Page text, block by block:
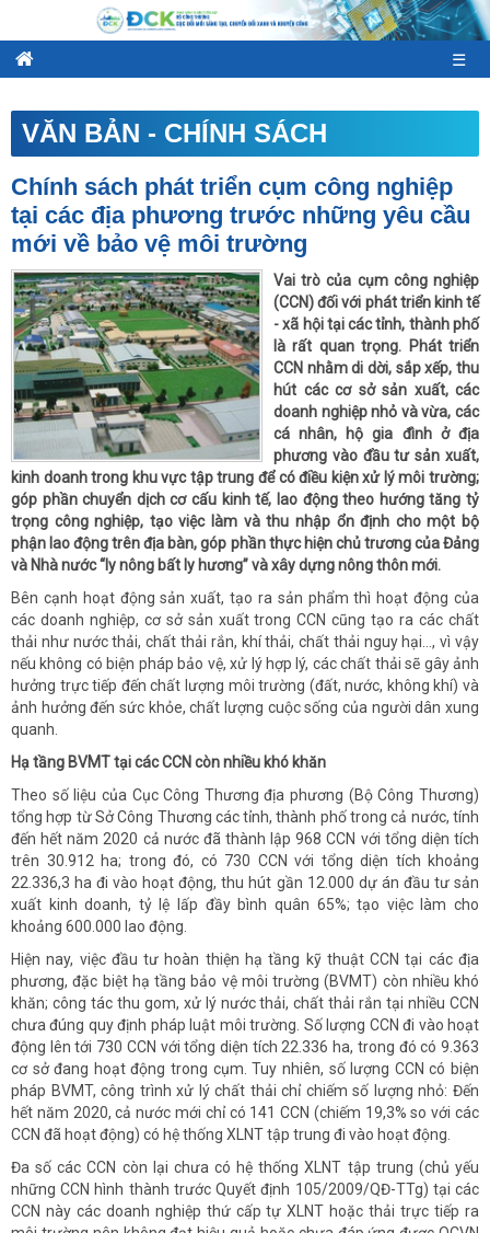
☰
VĂN BẢN - CHÍNH SÁCH
Chính sách phát triển cụm công nghiệp
tại các địa phương trước những yêu cầu
mới về bảo vệ môi trường
Vai trò của cụm công nghiệp
(CCN) đối với phát triển kinh tế
- xã hội tại các tỉnh, thành phố
là rất quan trọng. Phát triển
CCN nhằm di dời, sắp xếp, thu
hút các cơ sở sản xuất, các
doanh nghiệp nhỏ và vừa, các
cá nhân, hộ gia đình ở địa
phương vào đầu tư sản xuất,
kinh doanh trong khu vực tập trung để có điều kiện xử lý môi trường;
góp phần chuyển dịch cơ cấu kinh tế, lao động theo hướng tăng tỷ
trọng công nghiệp, tạo việc làm và thu nhập ổn định cho một bộ
phận lao động trên địa bàn, góp phần thực hiện chủ trương của Đảng
và Nhà nước “ly nông bất ly hương” và xây dựng nông thôn mới.
Bên cạnh hoạt động sản xuất, tạo ra sản phẩm thì hoạt động của
các doanh nghiệp, cơ sở sản xuất trong CCN cũng tạo ra các chất
thải như nước thải, chất thải rắn, khí thải, chất thải nguy hại…, vì vậy
nếu không có biện pháp bảo vệ, xử lý hợp lý, các chất thải sẽ gây ảnh
hưởng trực tiếp đến chất lượng môi trường (đất, nước, không khí) và
ảnh hưởng đến sức khỏe, chất lượng cuộc sống của người dân xung
quanh.
Hạ tầng BVMT tại các CCN còn nhiều khó khăn
Theo số liệu của Cục Công Thương địa phương (Bộ Công Thương)
tổng hợp từ Sở Công Thương các tỉnh, thành phố trong cả nước, tính
đến hết năm 2020 cả nước đã thành lập 968 CCN với tổng diện tích
trên 30.912 ha; trong đó, có 730 CCN với tổng diện tích khoảng
22.336,3 ha đi vào hoạt động, thu hút gần 12.000 dự án đầu tư sản
xuất kinh doanh, tỷ lệ lấp đầy bình quân 65%; tạo việc làm cho
khoảng 600.000 lao động.
Hiện nay, việc đầu tư hoàn thiện hạ tầng kỹ thuật CCN tại các địa
phương, đặc biệt hạ tầng bảo vệ môi trường (BVMT) còn nhiều khó
khăn; công tác thu gom, xử lý nước thải, chất thải rắn tại nhiều CCN
chưa đúng quy định pháp luật môi trường. Số lượng CCN đi vào hoạt
động lên tới 730 CCN với tổng diện tích 22.336 ha, trong đó có 9.363
cơ sở đang hoạt động trong cụm. Tuy nhiên, số lượng CCN có biện
pháp BVMT, công trình xử lý chất thải chỉ chiếm số lượng nhỏ: Đến
hết năm 2020, cả nước mới chỉ có 141 CCN (chiếm 19,3% so với các
CCN đã hoạt động) có hệ thống XLNT tập trung đi vào hoạt động.
Đa số các CCN còn lại chưa có hệ thống XLNT tập trung (chủ yếu
những CCN hình thành trước Quyết định 105/2009/QĐ-TTg) tại các
CCN này các doanh nghiệp thứ cấp tự XLNT hoặc thải trực tiếp ra